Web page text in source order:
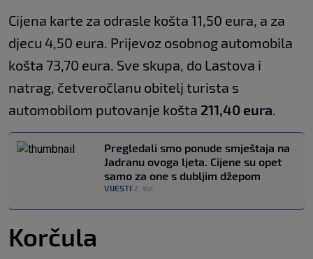
Cijena karte za odrasle košta 11,50 eura, a za
djecu 4,50 eura. Prijevoz osobnog automobila
košta 73,70 eura. Sve skupa, do Lastova i
natrag, četveročlanu obitelj turista s
automobilom putovanje košta 211,40 eura
Pregledali smo ponude smještaja na
Jadranu ovoga ljeta. Cijene su opet
samo za one s dubljim džepom
VIJESTI 2. svi.
Korčula